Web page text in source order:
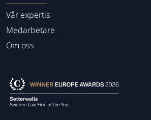
Vår expertis
Medarbetare
Om oss